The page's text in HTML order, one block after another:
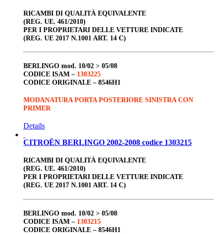
RICAMBI DI QUALITÀ EQUIVALENTE
(REG. UE. 461/2010)
PER I PROPRIETARI DELLE VETTURE INDICATE
(REG. UE 2017 N.1001 ART. 14 C)
BERLINGO mod. 10/02 > 05/08
CODICE ISAM – 1303225
CODICE ORIGINALE – 8546H1
MODANATURA PORTA POSTERIORE SINISTRA CON
PRIMER
Details
CITROËN BERLINGO 2002-2008 codice 1303215
RICAMBI DI QUALITÀ EQUIVALENTE
(REG. UE. 461/2010)
PER I PROPRIETARI DELLE VETTURE INDICATE
(REG. UE 2017 N.1001 ART. 14 C)
BERLINGO mod. 10/02 > 05/08
CODICE ISAM – 1303215
CODICE ORIGINALE – 8546H1